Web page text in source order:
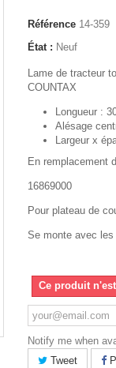
Référence 14-359
État : Neuf
Lame de tracteur
COUNTAX
Longueur :
Alésage
Largeur x
En remplacement
16869000
Pour plateau de
Se monte avec
Ce produit
Notify me when
Tweet